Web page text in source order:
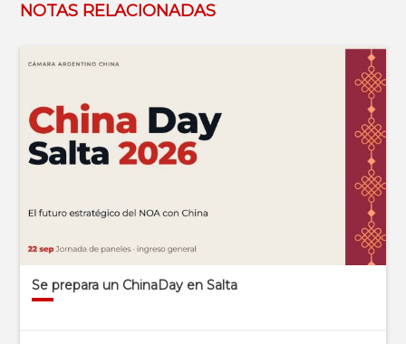
NOTAS RELACIONADAS
Se prepara un ChinaDay en Salta